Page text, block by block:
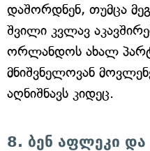
დაშორდნენ, თუმცა
შვილი კვლავ
ორლანდოს ახალ
მნიშვნელოვან
აღნიშნავს კიდეც.
8. ბენ აფლეკი და